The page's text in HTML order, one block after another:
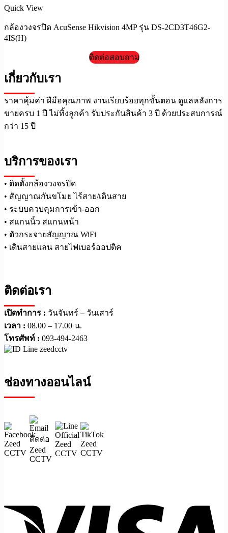
Quick View
กล้องวงจรปิด AcuSense Hikvision 4MP รุ่น DS-2CD3T46G2-
4IS(H)
ติดต่อสอบถาม
เกี่ยวกับเรา
ราคาคุ้มค่า ฝีมือคุณภาพ งานเรียบร้อยทุกขั้นตอน ดูแลหลังการ
ขายครบ 1 ปี ไม่ทิ้งลูกค้า รับประกันสินค้า 3 ปี ด้วยประสบการณ์
กว่า 15 ปี
บริการของเรา
• ติดตั้งกล้องวงจรปิด
• สัญญาณกันขโมย ไร้สาย/เดินสาย
• ระบบควบคุมการเข้า-ออก
• สแกนนิ้ว สแกนหน้า
• ตัวกระจายสัญญาณ WiFi
• เดินสายแลน สายไฟเบอร์ออปติค
ติดต่อเรา
เปิดทำการ : วันจันทร์ – วันเสาร์
เวลา : 08.00 – 17.00 น.
โทรศัพท์ : 093-494-2463
ช่องทางออนไลน์